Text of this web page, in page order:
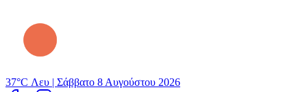
37°C Λευ | Σάββατο 8 Αυγούστου 2026